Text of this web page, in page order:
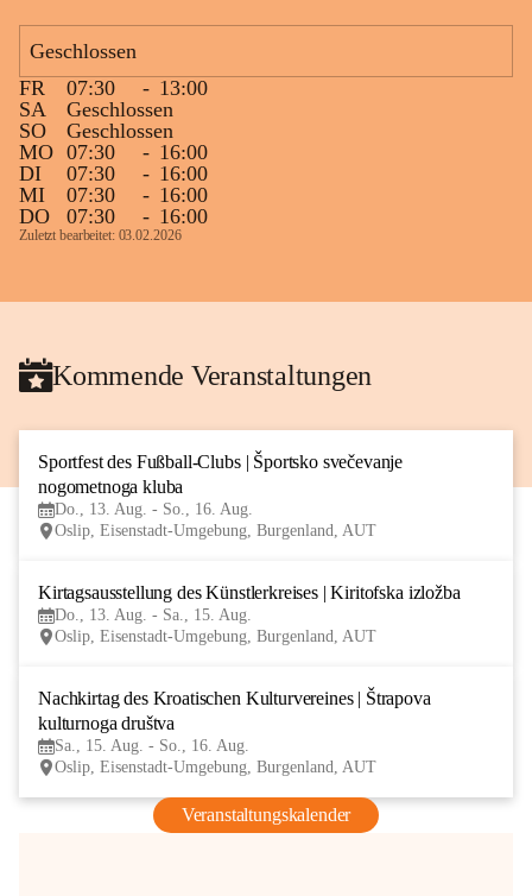
Geschlossen
FR
07:30 - 13:00
SA
Geschlossen
SO
Geschlossen
MO 07:30 - 16:00
DI
07:30 - 16:00
MI
07:30 - 16:00
DO
07:30 - 16:00
Zuletzt bearbeitet: 03.02.2026
Kommende Veranstaltungen
Sportfest des Fußball-Clubs | Športsko svečevanje
nogometnoga kluba
Do., 13. Aug. - So., 16. Aug.
Oslip, Eisenstadt-Umgebung, Burgenland, AUT
Kirtagsausstellung des Künstlerkreises | Kiritofska izložba
Do., 13. Aug. - Sa., 15. Aug.
Oslip, Eisenstadt-Umgebung, Burgenland, AUT
Nachkirtag des Kroatischen Kulturvereines | Štrapova
kulturnoga društva
Sa., 15. Aug. - So., 16. Aug.
Oslip, Eisenstadt-Umgebung, Burgenland, AUT
Veranstaltungskalender